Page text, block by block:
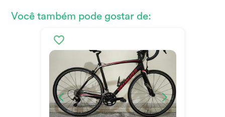
Modalidade: Bikes
Tamanho do quadro: 53 cm
Condição: Usado
Estado de Conservação: Bom
Você também pode gostar de: